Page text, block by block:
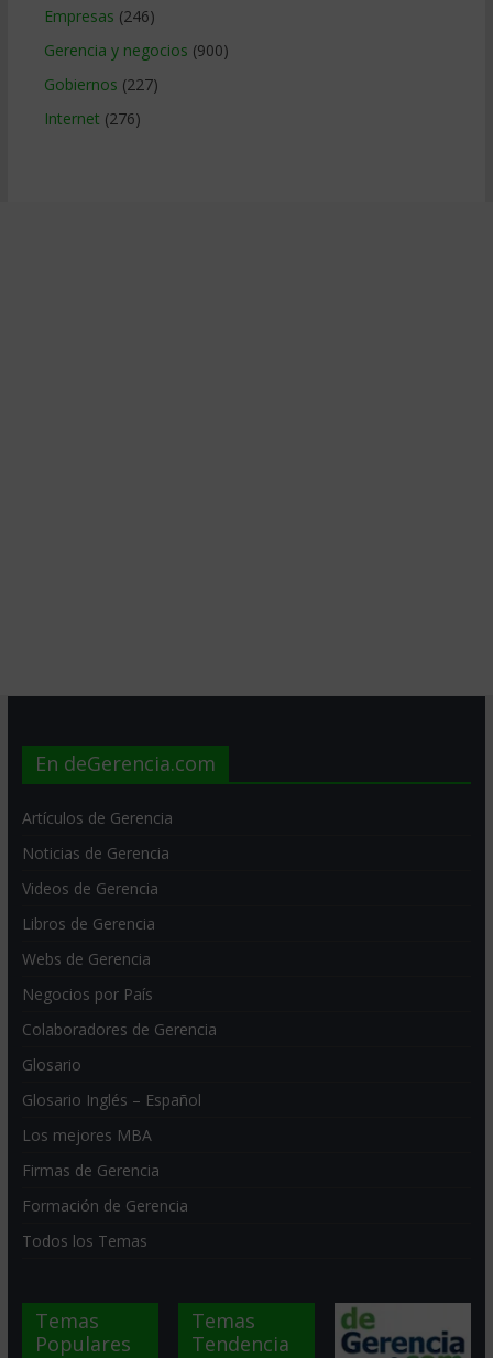
Empresas (246)
Gerencia y negocios (900)
Gobiernos (227)
Internet (276)
En deGerencia.com
Artículos de Gerencia
Noticias de Gerencia
Videos de Gerencia
Libros de Gerencia
Webs de Gerencia
Negocios por País
Colaboradores de Gerencia
Glosario
Glosario Inglés – Español
Los mejores MBA
Firmas de Gerencia
Formación de Gerencia
Todos los Temas
Temas
Populares
Temas
Tendencia